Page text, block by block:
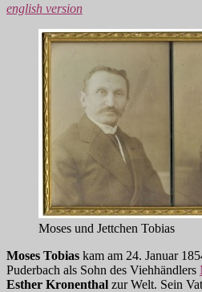
english version
Moses und Jettchen Tobias
Moses Tobias kam am 24. Januar
Puderbach als Sohn des Viehhändlers
Esther Kronenthal zur Welt. Sein